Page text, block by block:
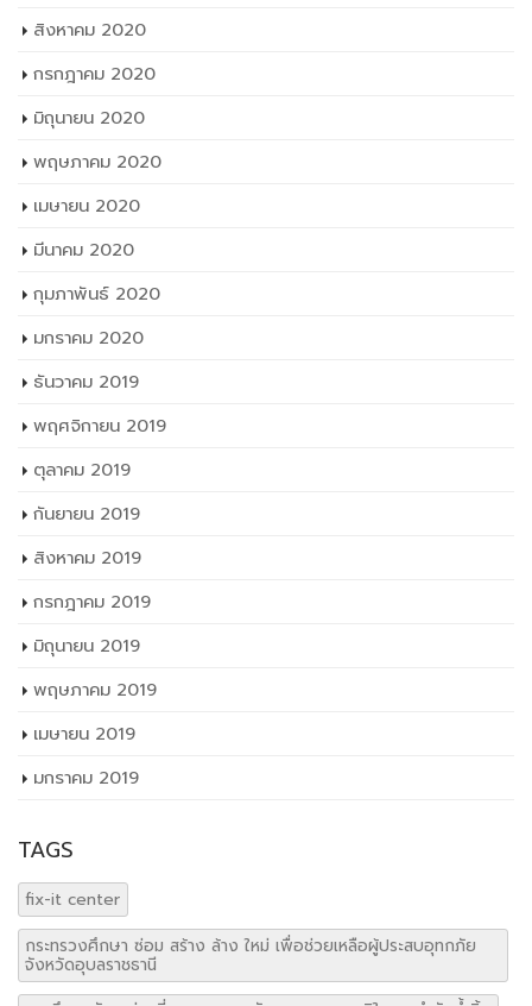
สิงหาคม 2020
กรกฎาคม 2020
มิถุนายน 2020
พฤษภาคม 2020
เมษายน 2020
มีนาคม 2020
กุมภาพันธ์ 2020
มกราคม 2020
ธันวาคม 2019
พฤศจิกายน 2019
ตุลาคม 2019
กันยายน 2019
สิงหาคม 2019
กรกฎาคม 2019
มิถุนายน 2019
พฤษภาคม 2019
เมษายน 2019
มกราคม 2019
TAGS
fix-it center
กระทรวงศึกษา ซ่อม สร้าง ล้าง ใหม่ เพื่อช่วยเหลือผู้ประสบอุทกภัย
จังหวัดอุบลราชธานี